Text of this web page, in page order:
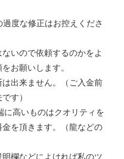
度な修正はお控えくださ
いので依頼するのかをよ
お願いします。
出来ません。（ご入金前
す）
に高いものはクオリティを
を頂きます。（龍などの
欄などによければ私のツ